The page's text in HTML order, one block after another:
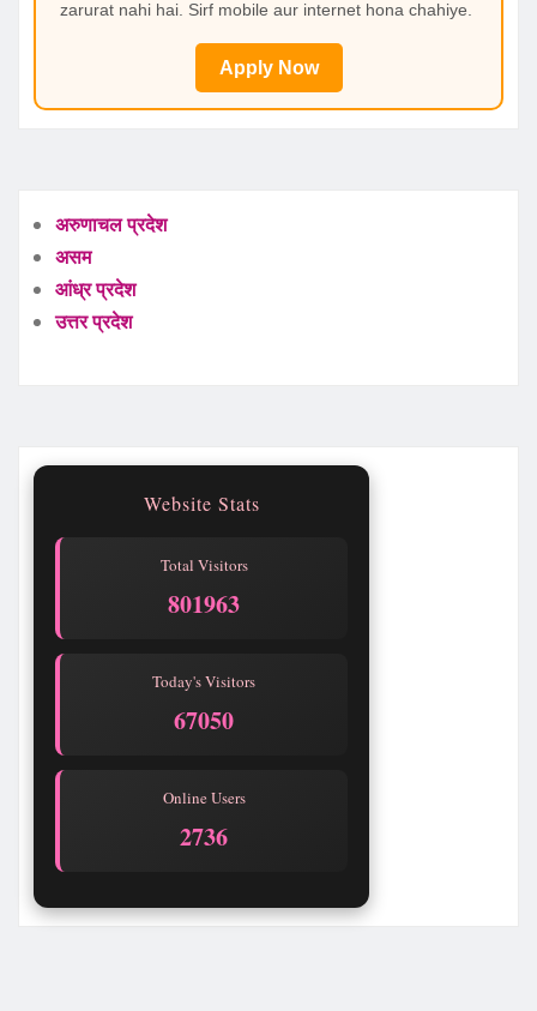
zarurat nahi hai. Sirf mobile aur internet hona chahiye.
Apply Now
अरुणाचल प्रदेश
असम
आंध्र प्रदेश
उत्तर प्रदेश
Website Stats
Total Visitors
801967
Today's Visitors
67054
Online Users
2739